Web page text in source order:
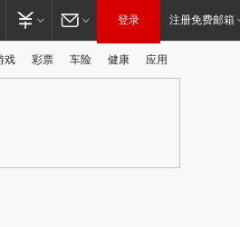
登录 注册免费邮箱
戏 彩票 车险 健康 应用